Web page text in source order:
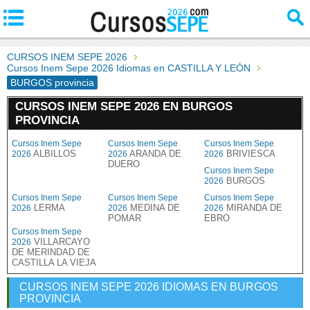
CURSOS INEM SEPE 2026
Cursos Inem Sepe 2026 Idiomas en CASTILLA Y LEÓN
BURGOS provincia
CURSOS INEM SEPE 2026 EN BURGOS
PROVINCIA
Cursos Inem Sepe
2026 ALBILLOS
Cursos Inem Sepe
2026 ARANDA DE
DUERO
Cursos Inem Sepe
2026 BRIVIESCA
Cursos Inem Sepe
2026 BURGOS
Cursos Inem Sepe
2026 LERMA
Cursos Inem Sepe
2026 MEDINA DE
POMAR
Cursos Inem Sepe
2026 MIRANDA DE
EBRO
Cursos Inem Sepe
2026 VILLARCAYO
DE MERINDAD DE
CASTILLA LA VIEJA
CURSOS INEM SEPE 2026 IDIOMAS EN BURGOS
PROVINCIA